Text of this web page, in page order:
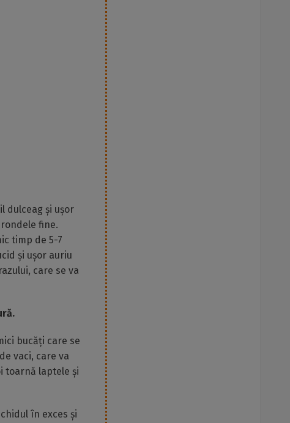
dulceag și ușor
fine.
timp de 5-7
și ușor auriu
care se va
bucăți care se
vaci, care va
toarnă laptele și
în exces și